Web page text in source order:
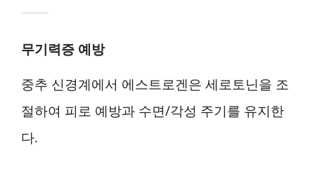
무기력증 예방
중추 신경계에서 에스트로겐은 세로토닌을 조
절하여 피로 예방과 수면/각성 주기를 유지한
다.